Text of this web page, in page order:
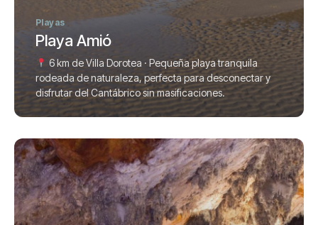
Playas
Playa Amió
6 km de Villa Dorotea · Pequeña playa tranquila
rodeada de naturaleza, perfecta para desconectar y
disfrutar del Cantábrico sin masificaciones.